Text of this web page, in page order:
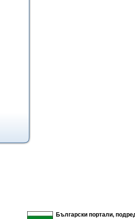
Български портали,